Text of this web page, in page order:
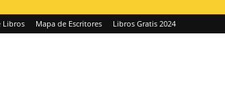
Libros Mapa de Escritores Libros Gratis 2024